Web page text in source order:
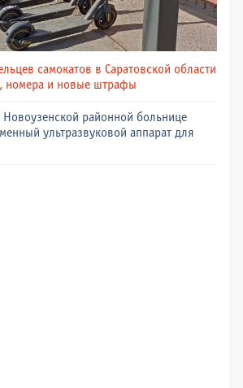
самокатов в Саратовской области
номера и новые штрафы
Новоузенской районной больнице
ультразвуковой аппарат для